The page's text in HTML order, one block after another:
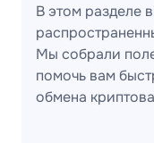
В этом разделе
Мы собрали
помочь вам
обмена